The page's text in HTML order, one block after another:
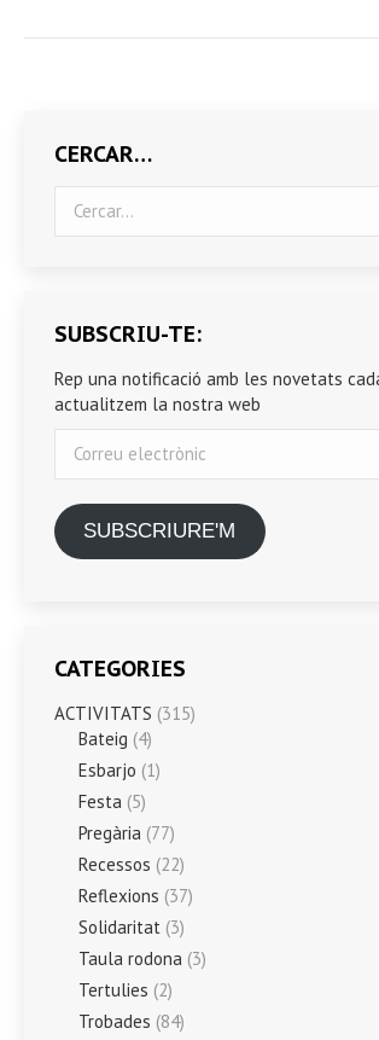
CERCAR…
SUBSCRIU-TE:
Rep una notificació amb les novetats
actualitzem la nostra web
electrònic
SUBSCRIURE'M
CATEGORIES
ACTIVITATS (315)
Bateig (4)
Esbarjo (1)
Festa (5)
Pregària (77)
Recessos (22)
Reflexions (37)
Solidaritat (3)
Taula rodona (3)
Tertulies (2)
Trobades (84)